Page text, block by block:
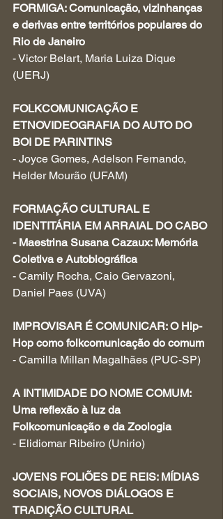
FORMIGA: Comunicação, vizinhanças
e derivas entre territórios populares do
Rio de Janeiro
- Victor Belart, Maria Luiza Dique
(UERJ)
FOLKCOMUNICAÇÃO E
ETNOVIDEOGRAFIA DO AUTO DO
BOI DE PARINTINS
- Joyce Gomes, Adelson Fernando,
Helder Mourão (UFAM)
FORMAÇÃO CULTURAL E
IDENTITÁRIA EM ARRAIAL DO CABO
- Maestrina Susana Cazaux: Memória
Coletiva e Autobiográfica
- Camily Rocha, Caio Gervazoni,
Daniel Paes (UVA)
IMPROVISAR É COMUNICAR: O Hip-
Hop como folkcomunicação do comum
- Camilla Millan Magalhães (PUC-SP)
A INTIMIDADE DO NOME COMUM:
Uma reflexão à luz da
Folkcomunicação e da Zoologia
- Elidiomar Ribeiro (Unirio)
JOVENS FOLIÕES DE REIS: MÍDIAS
SOCIAIS, NOVOS DIÁLOGOS E
TRADIÇÃO CULTURAL